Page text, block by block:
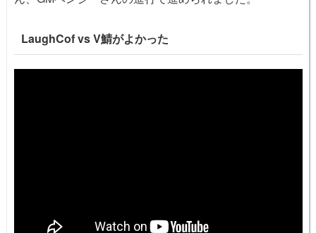
LaughCof vs V鯖がよかった